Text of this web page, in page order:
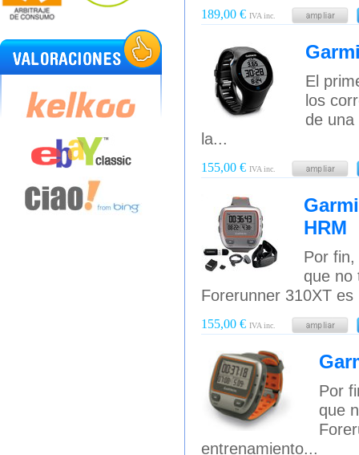
189,00 € IVA inc.
El
los
de
la...
155,00 € IVA inc.
HRM
Por
que no
Forerunner 310XT
155,00 € IVA inc.
Por
que
entrenamiento...